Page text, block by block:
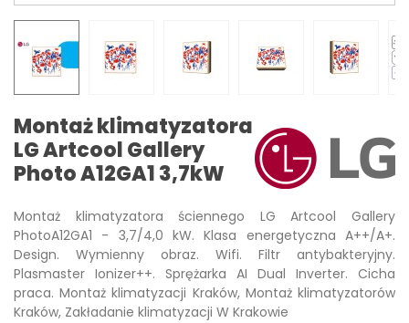
Montaż klimatyzatora
LG Artcool Gallery
Photo A12GA1 3,7kW
Montaż klimatyzatora ściennego LG Artcool Gallery
PhotoA12GA1 - 3,7/4,0 kW. Klasa energetyczna A++/A+.
Design. Wymienny obraz. Wifi. Filtr antybakteryjny.
Plasmaster Ionizer++. Sprężarka AI Dual Inverter. Cicha
praca. Montaż klimatyzacji Kraków, Montaż klimatyzatorów
Kraków, Zakładanie klimatyzacji W Krakowie